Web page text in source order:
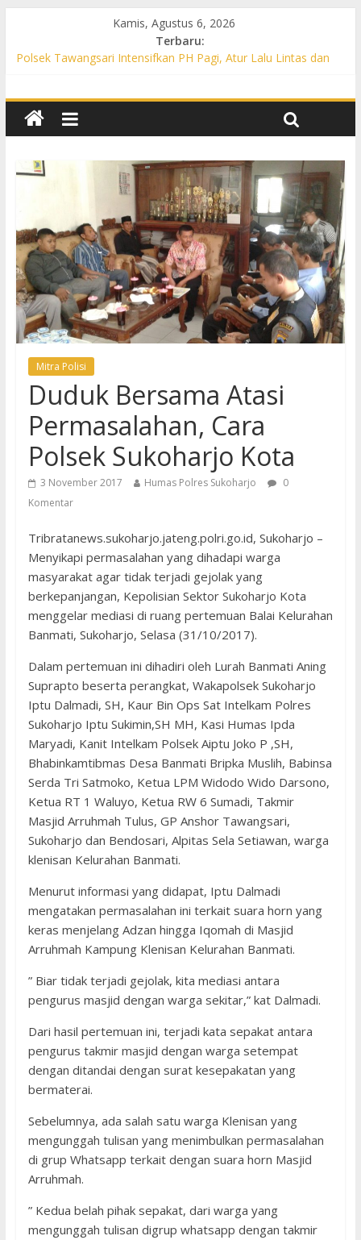
Kamis, Agustus 6, 2026
Terbaru:
Polsek Tawangsari Intensifkan PH Pagi, Atur Lalu Lintas dan
Tekankan Disiplin dan Pelayanan Gratis untuk Masyarakat
Patroli Preventif, Polsek Mojolaban Edukasi Warga Cegah
Polsek Nguter Intensifkan PH Pagi, Bantu Penyeberangan
Warga dan Cegah Kecelakaan Lalu Lintas
Polsek Gatak Intensifkan PH Pagi di Titik Rawan, Berikan Rasa
Aman bagi Pengguna Jalan
Mitra Polisi
Duduk Bersama Atasi
Permasalahan, Cara
Polsek Sukoharjo Kota
3 November 2017 Humas Polres Sukoharjo
0
Komentar
Tribratanews.sukoharjo.jateng.polri.go.id, Sukoharjo –
Menyikapi permasalahan yang dihadapi warga
masyarakat agar tidak terjadi gejolak yang
berkepanjangan, Kepolisian Sektor Sukoharjo Kota
menggelar mediasi di ruang pertemuan Balai Kelurahan
Banmati, Sukoharjo, Selasa (31/10/2017).
Dalam pertemuan ini dihadiri oleh Lurah Banmati Aning
Suprapto beserta perangkat, Wakapolsek Sukoharjo
Iptu Dalmadi, SH, Kaur Bin Ops Sat Intelkam Polres
Sukoharjo Iptu Sukimin,SH MH, Kasi Humas Ipda
Maryadi, Kanit Intelkam Polsek Aiptu Joko P ,SH,
Bhabinkamtibmas Desa Banmati Bripka Muslih, Babinsa
Serda Tri Satmoko, Ketua LPM Widodo Wido Darsono,
Ketua RT 1 Waluyo, Ketua RW 6 Sumadi, Takmir
Masjid Arruhmah Tulus, GP Anshor Tawangsari,
Sukoharjo dan Bendosari, Alpitas Sela Setiawan, warga
klenisan Kelurahan Banmati.
Menurut informasi yang didapat, Iptu Dalmadi
mengatakan permasalahan ini terkait suara horn yang
keras menjelang Adzan hingga Iqomah di Masjid
Arruhmah Kampung Klenisan Kelurahan Banmati.
” Biar tidak terjadi gejolak, kita mediasi antara
pengurus masjid dengan warga sekitar,” kat Dalmadi.
Dari hasil pertemuan ini, terjadi kata sepakat antara
pengurus takmir masjid dengan warga setempat
dengan ditandai dengan surat kesepakatan yang
bermaterai.
Sebelumnya, ada salah satu warga Klenisan yang
mengunggah tulisan yang menimbulkan permasalahan
di grup Whatsapp terkait dengan suara horn Masjid
Arruhmah.
” Kedua belah pihak sepakat, dari warga yang
mengunggah tulisan digrup whatsapp dengan takmir